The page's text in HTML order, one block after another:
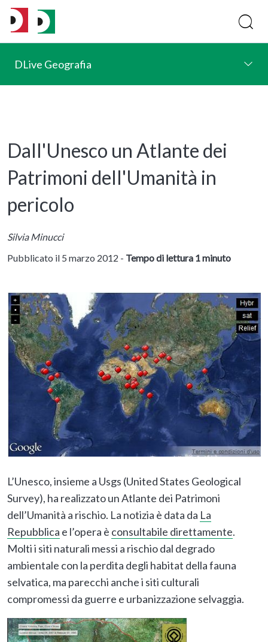
DLive Geografia
Dall'Unesco un Atlante dei
Patrimoni dell'Umanità in
pericolo
Silvia Minucci
Pubblicato il 5 marzo 2012 - Tempo di lettura 1 minuto
L’Unesco, insieme a Usgs (United States Geological
Survey), ha realizzato un Atlante dei Patrimoni
dell’Umanità a rischio. La notizia è data da La
Repubblica e l’opera è consultabile direttamente.
Molti i siti naturali messi a rischio dal degrado
ambientale con la perdita degli habitat della fauna
selvatica, ma parecchi anche i siti culturali
compromessi da guerre e urbanizzazione selvaggia.